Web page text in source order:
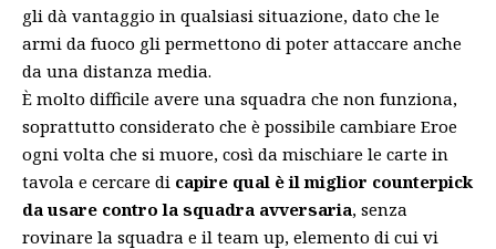
gli dà vantaggio in qualsiasi situazione, dato che le
armi da fuoco gli permettono di poter attaccare anche
da una distanza media.
È molto difficile avere una squadra che non funziona,
soprattutto considerato che è possibile cambiare Eroe
ogni volta che si muore, così da mischiare le carte in
tavola e cercare di capire qual è il miglior counterpick
da usare contro la squadra avversaria, senza
rovinare la squadra e il team up, elemento di cui vi